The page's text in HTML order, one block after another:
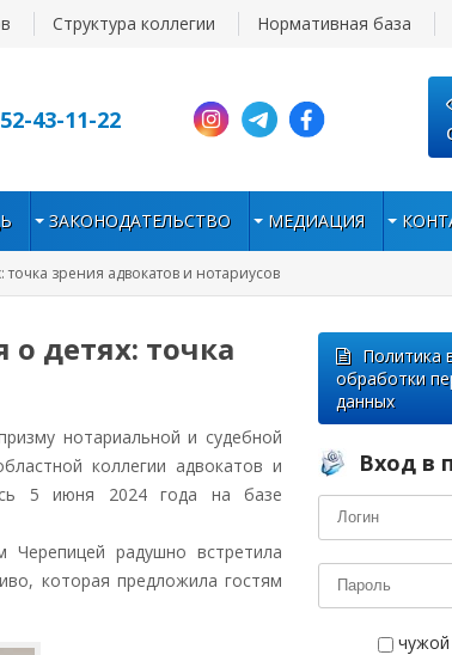
43-11-22
Структура коллегии Нормативная база
ЗАКОНОДАТЕЛЬСТВО МЕДИАЦИЯ
зрения адвокатов и нотариусов
детях: точка
нотариальной и судебной
коллегии адвокатов и
5 июня 2024 года на базе
радушно встретила
которая предложила гостям
Политика
обработки
данных
Вход в
чужой